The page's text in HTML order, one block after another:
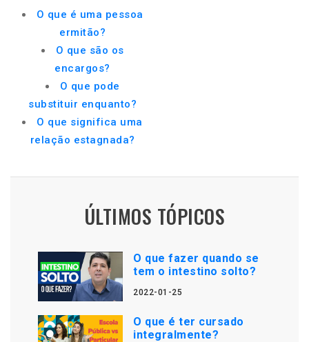
O que é uma pessoa
ermitão?
O que são os
encargos?
O que pode
substituir enquanto?
O que significa uma
relação estagnada?
ÚLTIMOS TÓPICOS
O que fazer quando se
tem o intestino solto?
2022-01-25
O que é ter cursado
integralmente?